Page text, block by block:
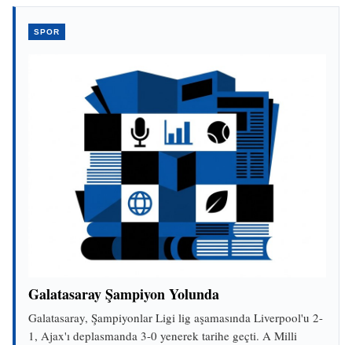
SPOR
Galatasaray Şampiyon Yolunda
Galatasaray, Şampiyonlar Ligi lig aşamasında Liverpool'u 2-
1, Ajax'ı deplasmanda 3-0 yenerek tarihe geçti. A Milli